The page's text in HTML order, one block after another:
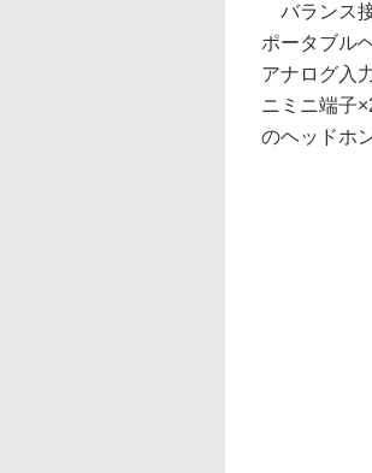
バランス
ポータブル
アナログ入
ニミニ端子
のヘッドホ